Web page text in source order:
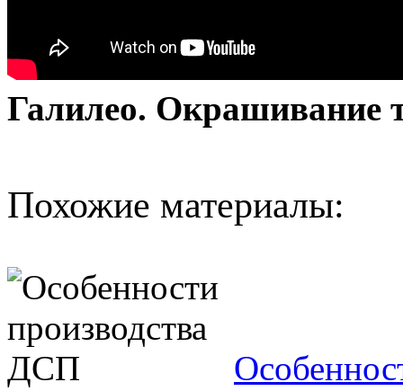
Галилео. Окрашивание
Похожие материалы: